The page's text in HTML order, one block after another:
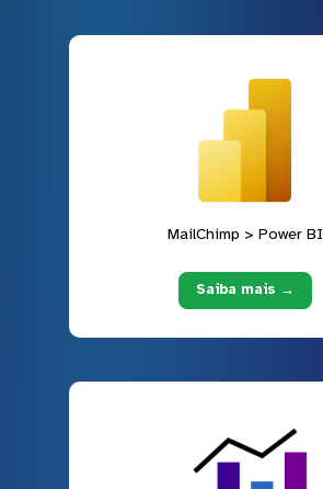
MailChimp > Power BI
Saiba mais →